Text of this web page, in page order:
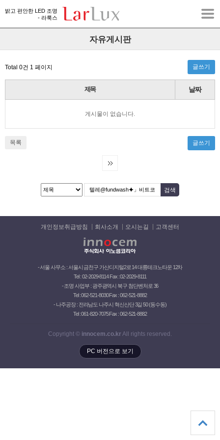
밝고 편안한 LED 조명
- 라룩스
자유게시판
Total 0건 1 페이지 글쓰기
제목 날짜
게시물이 없습니다.
목록 글쓰기
개인정보취급방침 회사소개 오시는길 고객센터
- 서울 사무소 : 서울시 금천구 가산디지털2로 14 대륭테크노타운 12차
Tel : 02-2029-8114 Fax : 02-2029-8111
- 조명 사업부 : 광주광역시 북구 첨단벤처로 36
Tel : 062-521-8030 Fax : 062-521-8882
- 나주공장 : 전라남도 나주시 혁신산단 3길 50 (동수동)
Tel : 061-820-7075 Fax : 062-521-8882
Copyright © innocem.co.krAll rights reserved.
PC 버전으로 보기